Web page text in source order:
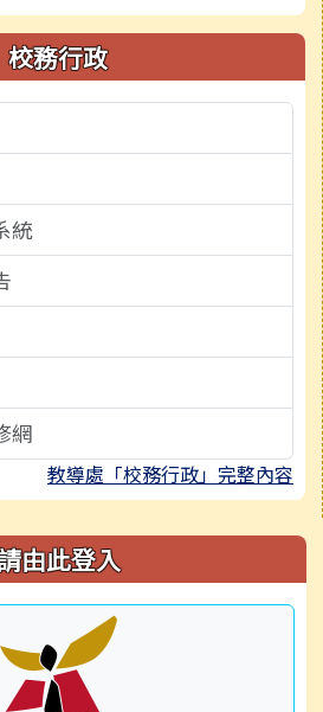
校務行政
統
網
教導處「校務行政」完整內容
由此登入